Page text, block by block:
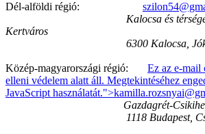
Dél-alföldi régió:
Kalocsa és
Kertváros
6300 Kalocsa,
Közép-magyarországi régió:
Ez az e-mail
elleni védelem alatt áll. Megtekintéséhez
JavaScript használatát.">
Gazdagrét-
1118 Budapest,